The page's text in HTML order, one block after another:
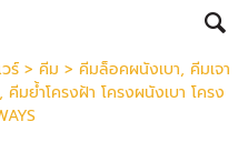
ร์> คีม > คีมล็อคผนังเบา, คีมเจา
คีมย้ำโครงฝ้า โครงผนังเบา โครง